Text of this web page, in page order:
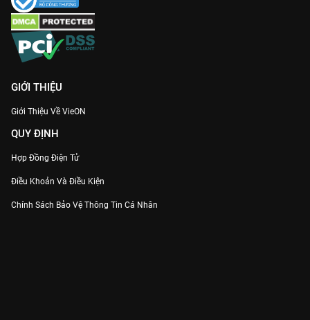
GIỚI THIỆU
Giới Thiệu Về VieON
QUY ĐỊNH
Hợp Đồng Điện Tử
Điều Khoản Và Điều Kiện
Chính Sách Bảo Vệ Thông Tin Cá Nhân